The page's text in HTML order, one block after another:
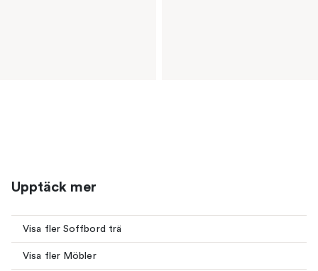
Upptäck mer
Visa fler Soffbord trä
Visa fler Möbler